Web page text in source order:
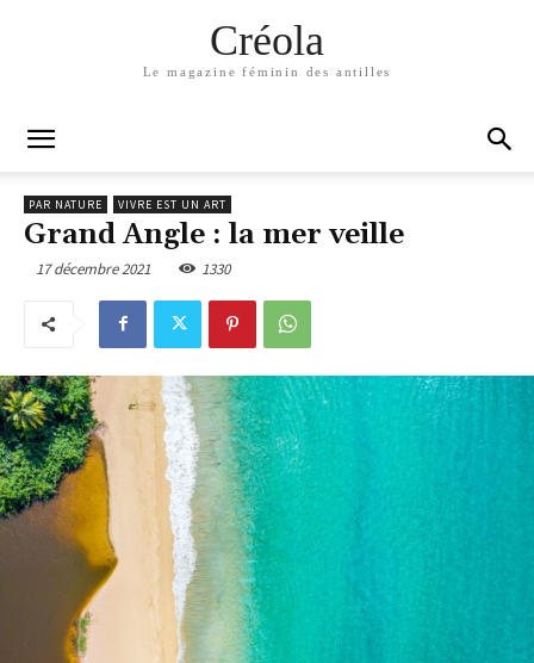
Créola
Le magazine féminin des antilles
PAR NATURE VIVRE EST UN ART
Grand Angle : la mer veille
17 décembre 2021 1330